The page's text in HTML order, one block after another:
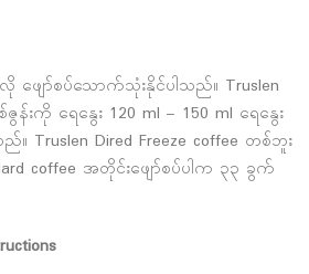
ော်စပ်သောက်သုံးနိုင်ပါသည်။ Truslen
ဇွန်းကို ရေနွေး 120 ml – 150 ml ရေနွေး
Truslen Dired Freeze coffee တစ်ဘူး
coffee အတိုင်းဖျော်စပ်ပါက ၃၃ ခွက်